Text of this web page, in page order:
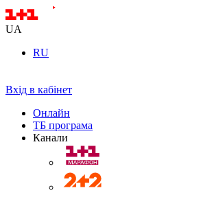
UA
RU
Вхід в кабінет
Онлайн
ТБ програма
Канали